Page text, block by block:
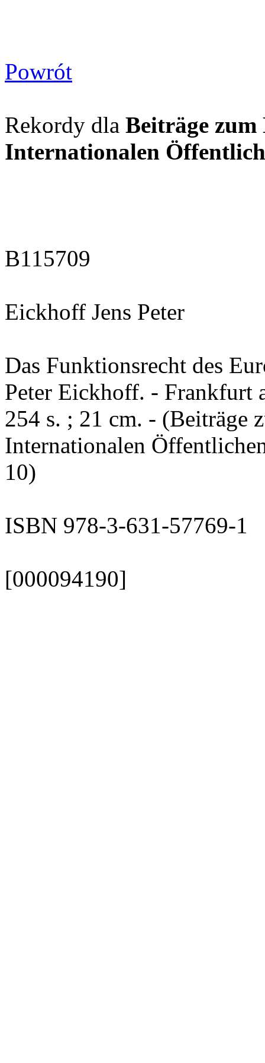
Powrót
Rekordy dla Beiträge
Internationalen
B115709
Eickhoff Jens Peter
Das Funktionsrecht des
Peter Eickhoff. - Frankfurt
254 s. ; 21 cm. - (Beiträge
Internationalen
10)
ISBN 978-3-631-57769-1
[000094190]